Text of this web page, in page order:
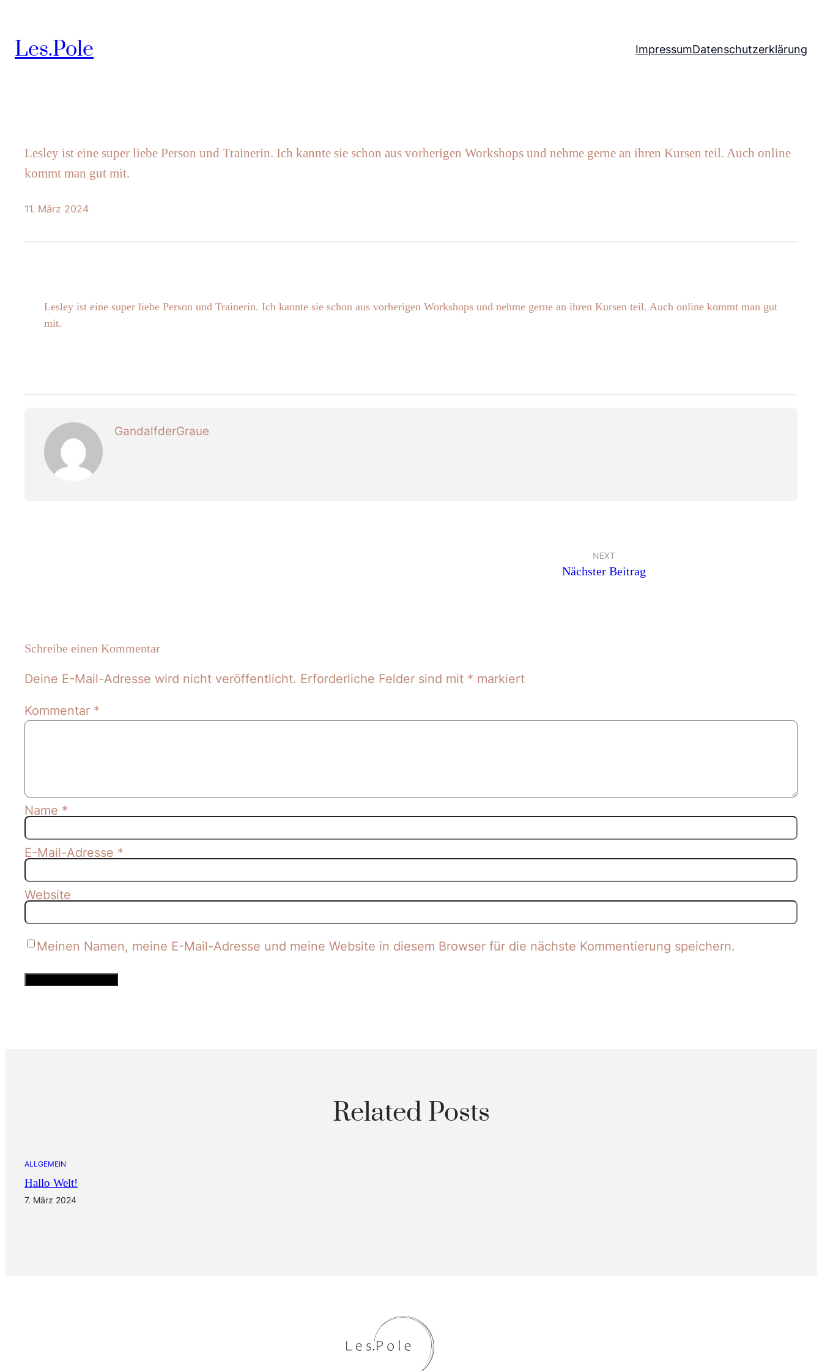
Inhalt
Les.Pole ImpressumDatenschutzerklärung
Lesley ist eine super liebe Person und Trainerin. Ich kannte sie schon aus vorherigen Workshops und nehme gerne an ihren Kursen teil. Auch online
kommt man gut mit.
11. März 2024
Lesley ist eine super liebe Person und Trainerin. Ich kannte sie schon aus vorherigen Workshops und nehme gerne an ihren Kursen teil. Auch online kommt man gut
mit.
GandalfderGraue
NEXT
Nächster Beitrag
Schreibe einen Kommentar
Deine E-Mail-Adresse wird nicht veröffentlicht. Erforderliche Felder sind mit * markiert
Kommentar *
Name *
E-Mail-Adresse *
Website
Meinen Namen, meine E-Mail-Adresse und meine Website in diesem Browser für die nächste Kommentierung speichern.
Related Posts
ALLGEMEIN
Hallo Welt!
7. März 2024